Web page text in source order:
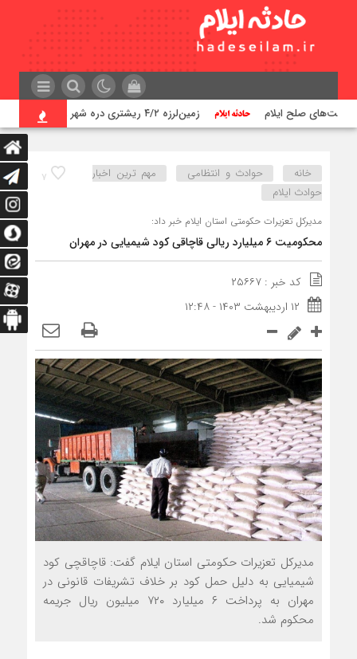
زمین‌لرزه ۴/۲ ریشتری دره شهر را لرزاند
۷ خانه حوادث و انتظامی
مهم ترین اخبار
حوادث ایلام
مدیرکل تعزیرات حکومتی استان ایلام خبر داد:
محکومیت ۶ میلیارد ریالی قاچاقی کود شیمیایی در مهران
کد خبر : ۲۵۶۶۷
۱۲ اردیبهشت ۱۴۰۳ - ۱۲:۴۸
مدیرکل تعزیرات حکومتی استان ایلام گفت: قاچاقچی کود
شیمیایی به دلیل حمل کود بر خلاف تشریفات قانونی در
مهران به پرداخت ۶ میلیارد ۷۲۰ میلیون ریال جریمه
محکوم شد.